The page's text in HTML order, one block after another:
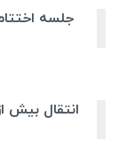
جلسه